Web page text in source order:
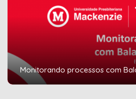
Monitorando processos com